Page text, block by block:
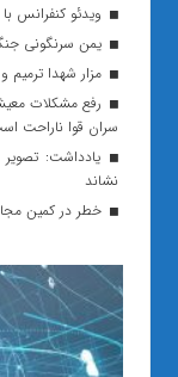
ویدئو کنفرانس با ظرفیت ۱۰۰
یمن سرنگونی
مزار شهدا
رفع مشکلات
سران قوا ناراحت
یادداشت: تصویر
نشاند
خطر در کمین